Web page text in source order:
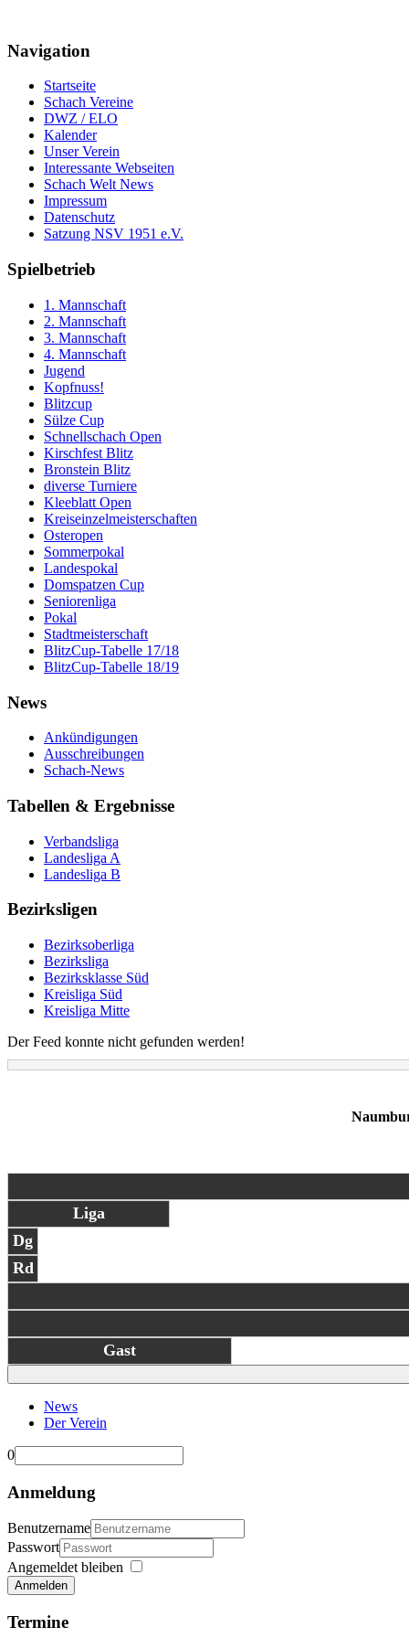
Navigation
Startseite
Schach Vereine
DWZ / ELO
Kalender
Unser Verein
Interessante Webseiten
Schach Welt News
Impressum
Datenschutz
Satzung NSV 1951 e.V.
Spielbetrieb
1. Mannschaft
2. Mannschaft
3. Mannschaft
4. Mannschaft
Jugend
Kopfnuss!
Blitzcup
Sülze Cup
Schnellschach Open
Kirschfest Blitz
Bronstein Blitz
diverse Turniere
Kleeblatt Open
Kreiseinzelmeisterschaften
Osteropen
Sommerpokal
Landespokal
Domspatzen Cup
Seniorenliga
Pokal
Stadtmeisterschaft
BlitzCup-Tabelle 17/18
BlitzCup-Tabelle 18/19
News
Ankündigungen
Ausschreibungen
Schach-News
Tabellen & Ergebnisse
Verbandsliga
Landesliga A
Landesliga B
Bezirksligen
Bezirksoberliga
Bezirksliga
Bezirksklasse Süd
Kreisliga Süd
Kreisliga Mitte
Der Feed konnte nicht gefunden werden!
Liga
Dg
Rd
Gast
News
Der Verein
0
Anmeldung
Benutzername
Passwort
Angemeldet bleiben
Anmelden
Termine